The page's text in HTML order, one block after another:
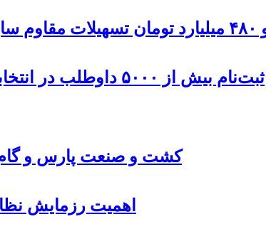
ثبت‌نام بیش از ۵۰۰۰ داوطلب در انتخابات شوراهای روستا در اردبیل
کشت و صنعت پارس و گام
اهمیت رزمایش